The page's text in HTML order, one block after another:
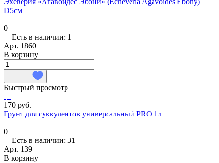
Эхеверия «Агавоидес Эбони» (Echeveria Agavoides Ebony)
D5см
0
Есть в наличии: 1
Арт. 1860
В корзину
Быстрый просмотр
170 руб.
Грунт для суккулентов универсальный PRO 1л
0
Есть в наличии: 31
Арт. 139
В корзину